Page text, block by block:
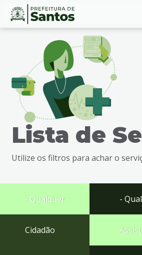
Ir
busca
Ir
rodapé
Conteúdo
Lista de
Utilize os filtros para achar o
- Qualquer -
Cidadão
-